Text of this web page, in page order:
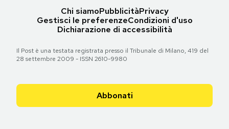
Chi siamoPubblicitàPrivacy
Gestisci le preferenzeCondizioni d'uso
Dichiarazione di accessibilità
Il Post è una testata registrata presso il Tribunale di Milano, 419 del
28 settembre 2009 - ISSN 2610-9980
Abbonati